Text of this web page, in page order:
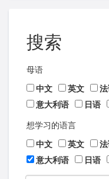
搜索
母语
中文
英文
意大利语
日语
想学习的语言
中文
英文
意大利语
日语